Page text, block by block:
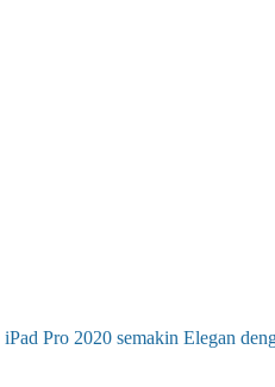
iPad Pro 2020 semakin Elegan